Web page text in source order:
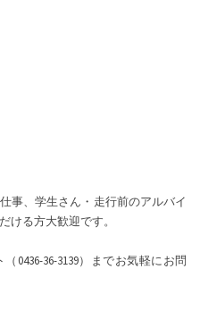
事、学生さん・走行前のアルバイ
ける方大歓迎です。
0436-36-3139）までお気軽にお問